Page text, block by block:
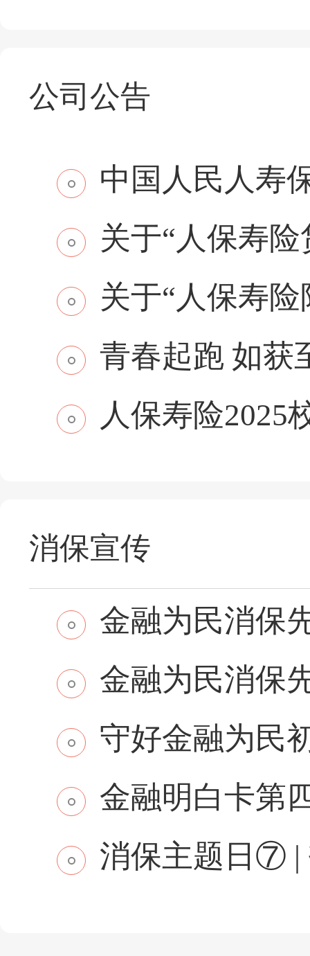
公司公告
中国人民人寿
关于“人保寿
关于“人保寿
青春起跑 如获
人保寿险2025
消保宣传
金融为民消保
金融为民消保
守好金融为民
金融明白卡第
消保主题日⑦ |